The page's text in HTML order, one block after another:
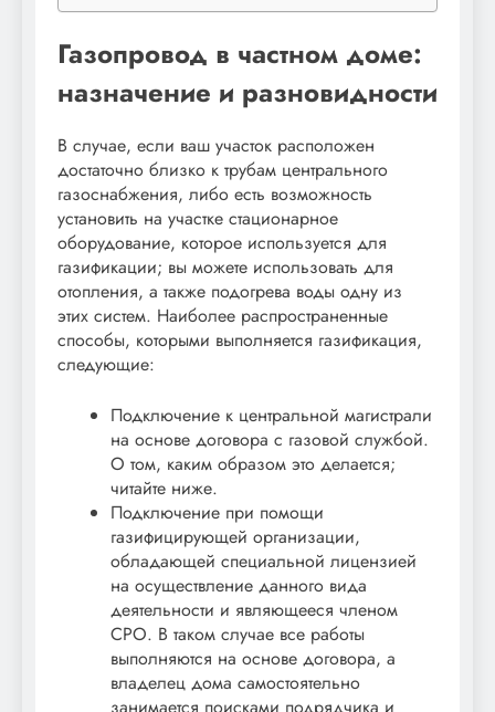
Газопровод в частном доме:
назначение и разновидности
В случае, если ваш участок расположен
достаточно близко к трубам центрального
газоснабжения, либо есть возможность
установить на участке стационарное
оборудование, которое используется для
газификации; вы можете использовать для
отопления, а также подогрева воды одну из
этих систем. Наиболее распространенные
способы, которыми выполняется газификация,
следующие:
Подключение к центральной магистрали
на основе договора с газовой службой.
О том, каким образом это делается;
читайте ниже.
Подключение при помощи
газифицирующей организации,
обладающей специальной лицензией
на осуществление данного вида
деятельности и являющееся членом
СРО. В таком случае все работы
выполняются на основе договора, а
владелец дома самостоятельно
занимается поисками подрядчика и